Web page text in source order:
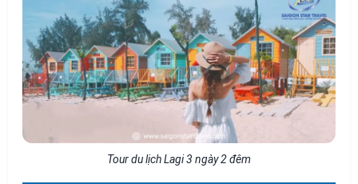
Tour du lịch Lagi 3 ngày 2 đêm